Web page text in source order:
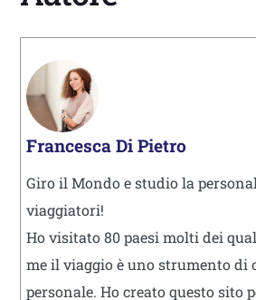
Francesca Di Pietro
Giro il Mondo e studio la
viaggiatori!
Ho visitato 80 paesi molti dei
me il viaggio è uno strumento di
personale. Ho creato questo sito